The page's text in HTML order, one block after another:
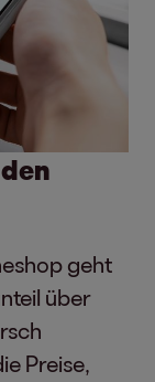
den
geht
über
Preise,